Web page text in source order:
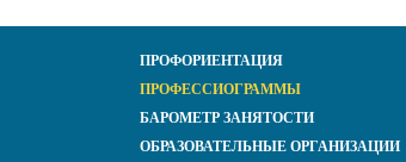
ПРОФОРИЕНТАЦИЯ
ПРОФЕССИОГРАММЫ
БАРОМЕТР ЗАНЯТОСТИ
ОБРАЗОВАТЕЛЬНЫЕ ОРГАНИЗАЦИИ